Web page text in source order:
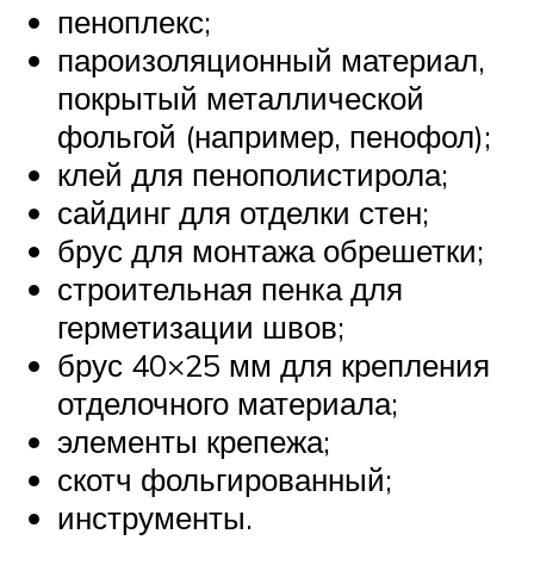
пеноплекс;
пароизоляционный материал,
покрытый металлической
фольгой (например, пенофол);
клей для пенополистирола;
сайдинг для отделки стен;
брус для монтажа обрешетки;
строительная пенка для
герметизации швов;
брус 40×25 мм для крепления
отделочного материала;
элементы крепежа;
скотч фольгированный;
инструменты.